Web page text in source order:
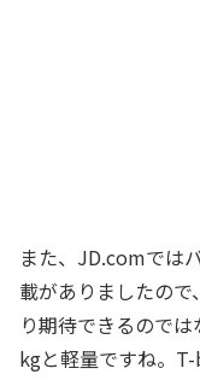
また、JD.comでは
載がありましたの
り期待できるので
kgと軽量ですね。